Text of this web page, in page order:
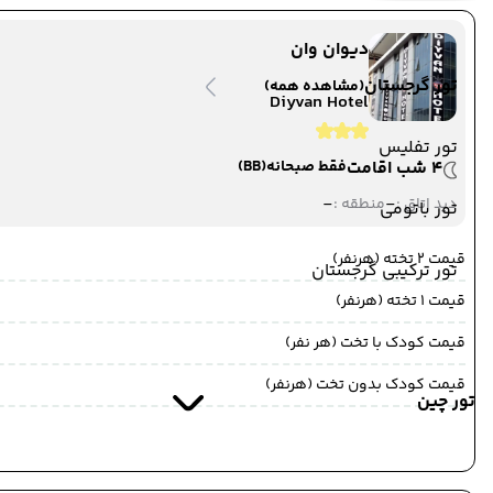
تور گرجستان(مشاهده همه)
تور تفلیس
تور باتومی
تور ترکیبی گرجستان
تور چین
به خوی ,خوی
مدت پرواز : 09:00
ترانسفر زمینی
مرز رازی
مرز رازی
07 مرداد 1405
ساعت : 00:00
ترانسفر زمینی
به خوی ,خوی
مدت پرواز : 01:00
خوی
دیوان وان
Diyvan Hotel
4 شب اقامت
فقط صبحانه(BB)
دید اتاق :-منطقه :-
قیمت 2 تخته (هرنفر)
قیمت 1 تخته (هرنفر)
قیمت کودک با تخت (هر نفر)
قیمت کودک بدون تخت (هرنفر)